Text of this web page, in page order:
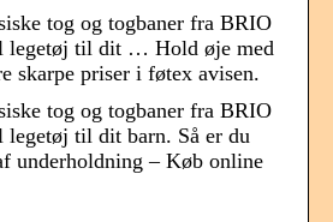
tog og togbaner fra BRIO
legetøj til dit … Hold øje med
skarpe priser i føtex avisen.
tog og togbaner fra BRIO
legetøj til dit barn. Så er du
underholdning – Køb online